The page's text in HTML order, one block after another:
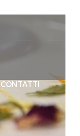
CONTATTI